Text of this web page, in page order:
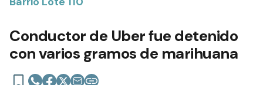
Conductor de Uber fue detenido
con varios gramos de marihuana